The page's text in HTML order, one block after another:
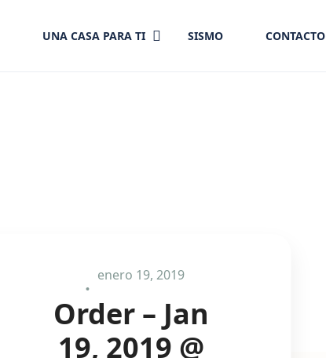
UNA CASA PARA TI SISMO CONTACTO
enero 19, 2019
Order – Jan
19, 2019 @